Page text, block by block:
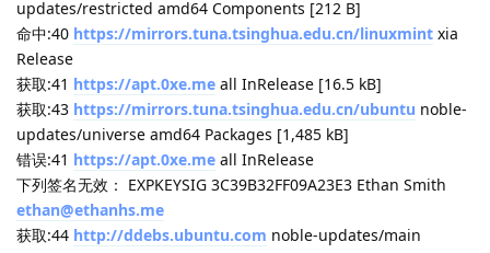
命中:1https://mirrors.tuna.tsinghua.edu.cn/ubuntu
InRelease
获取:2https://mirrors.tuna.tsinghua.edu.cn/ubuntu
updates InRelease [126 kB]
忽略:3https://apt.protocol.buffers.ioubuntu InRelease
获取:4https://download.docker.com/linux/ubuntu
InRelease [48.8 kB]
获取:5https://packages.microsoft.com/ubuntu/22.04/prod
jammy InRelease [3,632 B]
命中:6https://deb.nodesource.com/node_18.xnodistro